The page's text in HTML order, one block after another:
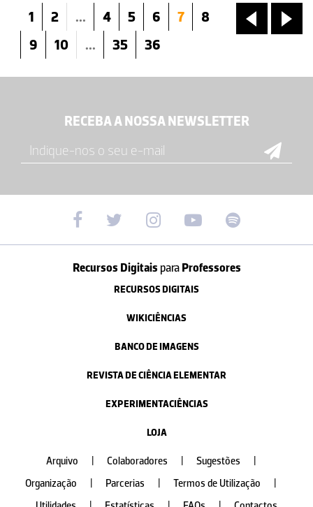
«
1 2 ... 4 5 6 7
8
9
10 ... 35 36
»
RECEBA A NOSSA NEWSLETTER
Recursos Digitais paraProfessores
RECURSOS DIGITAIS
WIKICIÊNCIAS
BANCO DE IMAGENS
REVISTA DE CIÊNCIA ELEMENTAR
EXPERIMENTACIÊNCIAS
LOJA
Arquivo Colaboradores Sugestões
Organização
Parcerias Termos de Utilização